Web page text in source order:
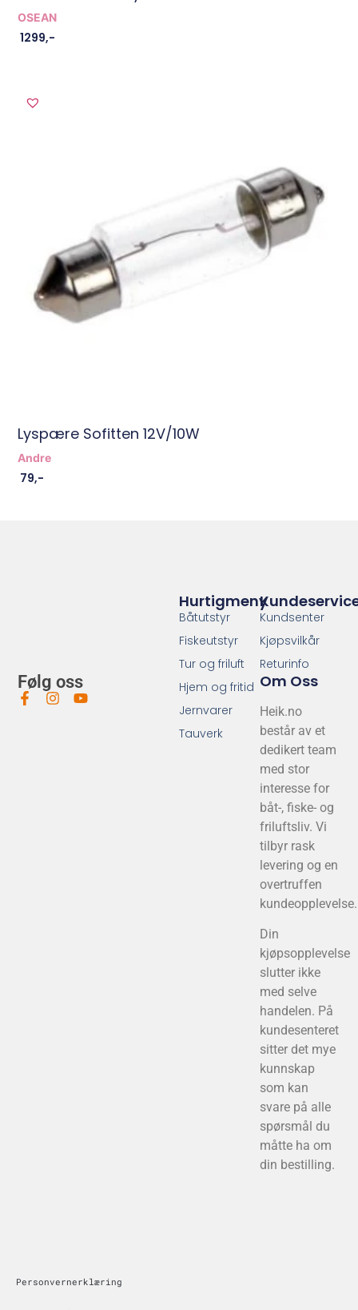
OSEAN
1299,-
Lyspære Sofitten 12V/10W
Andre
79,-
Følg oss
Kundsenter
Kjøpsvilkår
Returinfo
Om Oss
Heik.no
består av et
dedikert team
med stor
interesse for
båt-, fiske- og
friluftsliv. Vi
tilbyr rask
levering og en
overtruffen
kundeopplevelse.
Din
kjøpsopplevelse
slutter ikke
med selve
handelen. På
kundesenteret
sitter det mye
kunnskap
som kan
svare på alle
spørsmål du
måtte ha om
din bestilling.
Hurtigmeny
Båtutstyr
Fiskeutstyr
Tur og friluft
Hjem og fritid
Jernvarer
Tauverk
Personvernerklæring